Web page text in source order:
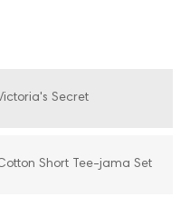
Secret
Short Tee-jama Set